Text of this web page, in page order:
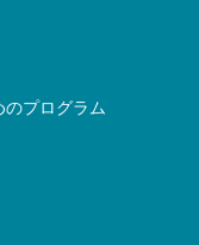
のプログラム